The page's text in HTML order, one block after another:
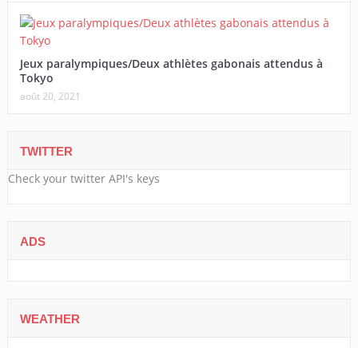
Jeux paralympiques/Deux athlètes gabonais attendus à
Tokyo
août 20, 2021
TWITTER
Check your twitter API's keys
ADS
WEATHER